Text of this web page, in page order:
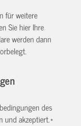
für weitere
Sie hier Ihre
werden dann
des
und akzeptiert.*